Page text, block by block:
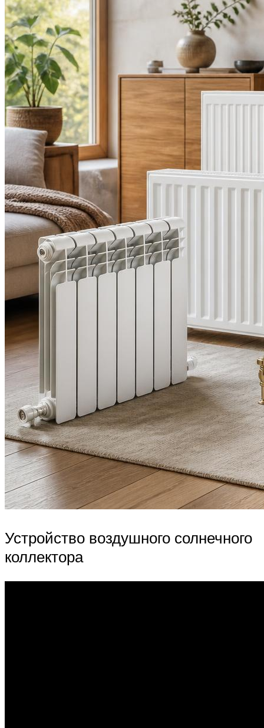
Устройство воздушного солнечного
коллектора